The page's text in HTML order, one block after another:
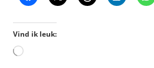
Vind ik leuk: